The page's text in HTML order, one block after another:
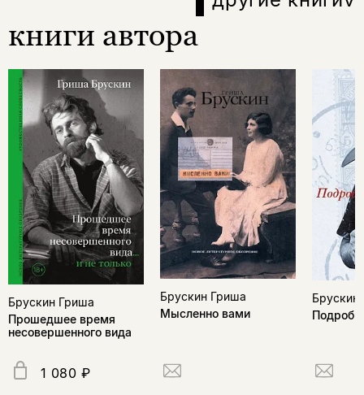
книги автора
Брускин Гриша
Прошедшее время
несовершенного вида
1 080 ₽
Брускин Гриша
Мысленно вами
Брускин